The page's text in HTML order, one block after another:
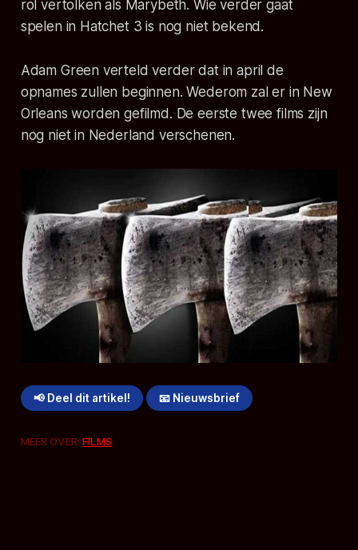
rol vertolken als Marybeth. Wie verder gaat
spelen in Hatchet 3 is nog niet bekend.
Adam Green verteld verder dat in april de
opnames zullen beginnen. Wederom zal er in New
Orleans worden gefilmd. De eerste twee films zijn
nog niet in Nederland verschenen.
📢 Deel dit artikel! 📧 Nieuwsbrief
MEER OVER:FILMS